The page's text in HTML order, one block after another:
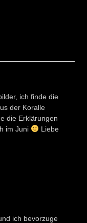
ich finde die
der Koralle
die Erklärungen
im Juni
Liebe
ich bevorzuge